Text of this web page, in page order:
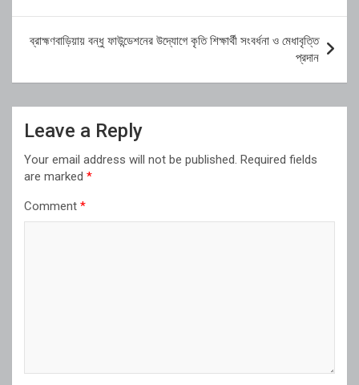
ব্রাহ্মণবাড়িয়ায় বন্ধু ফাউন্ডেশনের উদ্যোগে কৃতি শিক্ষার্থী সংবর্ধনা ও মেধাবৃত্তি
প্রদান
Leave a Reply
Your email address will not be published. Required fields
are marked *
Comment *